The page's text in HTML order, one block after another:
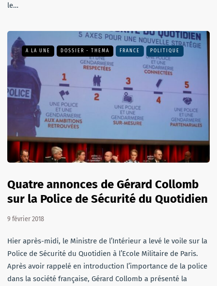
le…
A LA UNE DOSSIER - THEMA FRANCE POLITIQUE
Quatre annonces de Gérard Collomb
sur la Police de Sécurité du Quotidien
9 février 2018
Hier après-midi, le Ministre de l’Intérieur a levé le voile sur la
Police de Sécurité du Quotidien à l’Ecole Militaire de Paris.
Après avoir rappelé en introduction l’importance de la police
dans la société française, Gérard Collomb a présenté la